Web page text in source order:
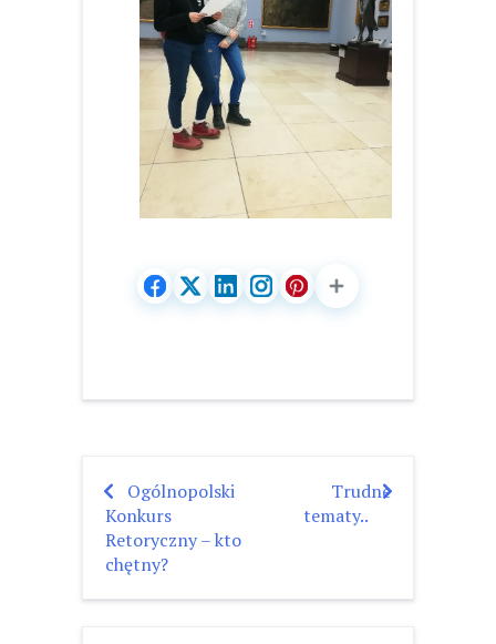
Nawigacja
wpisu
Ogólnopolski
Konkurs
Retoryczny – kto
chętny?
Trudne
tematy..